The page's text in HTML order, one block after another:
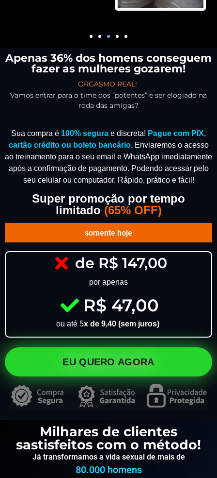
Apenas 36% dos homens conseguem
fazer as mulheres gozarem!
ORGASMO REAL!
Vamos entrar para o time dos “potentes” e ser elogiado na
roda das amigas?
Sua compra é 100% segura e discreta! Pague com PIX,
cartão crédito ou boleto bancário. Enviaremos o acesso
ao treinamento para o seu email e WhatsApp imediatamente
após a confirmação de pagamento. Podendo acessar pelo
seu celular ou computador. Rápido, prático e fácil!
Super promoção por tempo
limitado (65% OFF)
somente hoje
de R$ 147,00
por apenas
R$ 47,00
ou até 5x de 9,40 (sem juros)
EU QUERO AGORA
Milhares de clientes
sastisfeitos com o método!
Já transformamos a vida sexual de mais de
80.000 homens